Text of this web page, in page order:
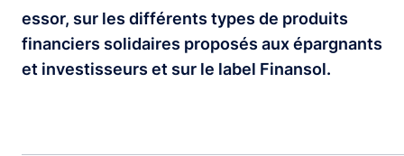
essor, sur les différents types de produits
financiers solidaires proposés aux épargnants
et investisseurs et sur le label Finansol.